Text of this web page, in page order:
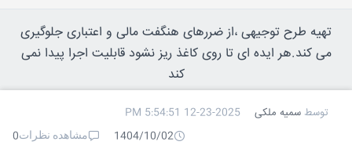
تهیه طرح توجیهی ،از ضررهای هنگفت مالی و اعتباری جلوگیری
می کند.هر ایده ای تا روی کاغذ ریز نشود قابلیت اجرا پیدا نمی
کند
توسط سمیه ملکی
12-23-2025 5:54:51 PM
1404/10/02
مشاهده نظرات0